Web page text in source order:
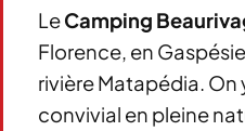
LeCamping
Florence, en
rivière Matapédia.
convivial en pleine